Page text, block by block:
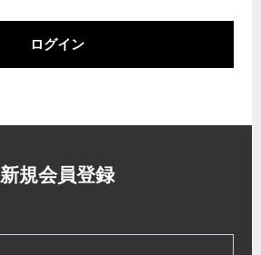
ログイン
新規会員登録